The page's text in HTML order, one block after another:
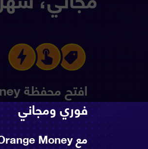
فوري ومجاني
مع Orange Money يمكنك: